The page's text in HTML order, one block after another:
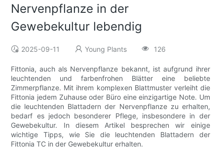
Nervenpflanze in der
Gewebekultur lebendig
2025-09-11 Young Plants 126
Fittonia, auch als Nervenpflanze bekannt, ist aufgrund ihrer
leuchtenden und farbenfrohen Blätter eine beliebte
Zimmerpflanze. Mit ihrem komplexen Blattmuster verleiht die
Fittonia jedem Zuhause oder Büro eine einzigartige Note. Um
die leuchtenden Blattadern der Nervenpflanze zu erhalten,
bedarf es jedoch besonderer Pflege, insbesondere in der
Gewebekultur. In diesem Artikel besprechen wir einige
wichtige Tipps, wie Sie die leuchtenden Blattadern der
Fittonia TC in der Gewebekultur erhalten.